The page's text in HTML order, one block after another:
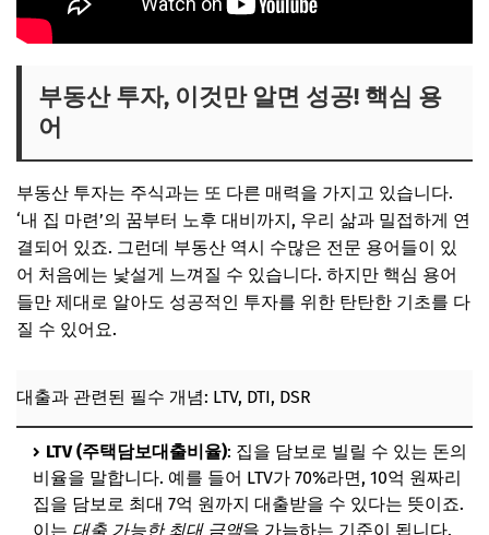
부동산 투자, 이것만 알면 성공! 핵심 용
어
부동산 투자는 주식과는 또 다른 매력을 가지고 있습니다.
‘내 집 마련’의 꿈부터 노후 대비까지, 우리 삶과 밀접하게 연
결되어 있죠. 그런데 부동산 역시 수많은 전문 용어들이 있
어 처음에는 낯설게 느껴질 수 있습니다. 하지만 핵심 용어
들만 제대로 알아도 성공적인 투자를 위한 탄탄한 기초를 다
질 수 있어요.
대출과 관련된 필수 개념: LTV, DTI, DSR
LTV (주택담보대출비율): 집을 담보로 빌릴 수 있는 돈의
비율을 말합니다. 예를 들어 LTV가 70%라면, 10억 원짜리
집을 담보로 최대 7억 원까지 대출받을 수 있다는 뜻이죠.
이는 대출 가능한 최대 금액을 가늠하는 기준이 됩니다.